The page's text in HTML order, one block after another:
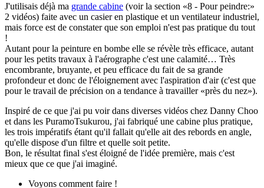
J'utilisais déjà ma grande cabine (voir la section «8 - Pour peindre:»
2 vidéos) faite avec un casier en plastique et un ventilateur industriel,
mais force est de constater que son emploi n'est pas pratique du tout
!
Autant pour la peinture en bombe elle se révèle très efficace, autant
pour les petits travaux à l'aérographe c'est une calamité… Très
encombrante, bruyante, et peu efficace du fait de sa grande
profondeur et donc de l'éloignement avec l'aspiration d'air (c'est que
pour le travail de précision on a tendance à travailler «près du nez»).
Inspiré de ce que j'ai pu voir dans diverses vidéos chez Danny Choo
et dans les PuramoTsukurou, j'ai fabriqué une cabine plus pratique,
les trois impératifs étant qu'il fallait qu'elle ait des rebords en angle,
qu'elle dispose d'un filtre et quelle soit petite.
Bon, le résultat final s'est éloigné de l'idée première, mais c'est
mieux que ce que j'ai imaginé.
Voyons comment faire !